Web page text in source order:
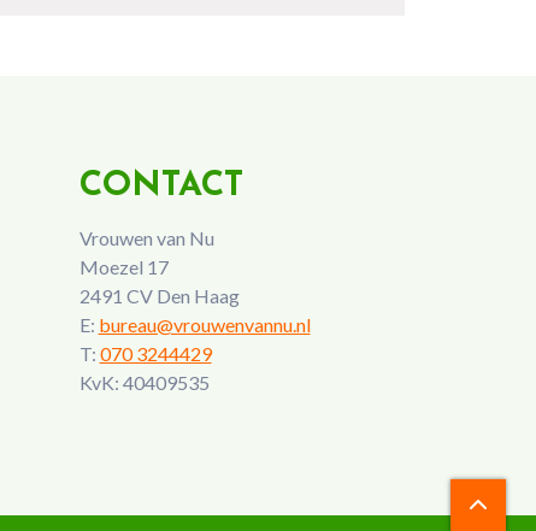
CONTACT
Vrouwen van Nu
Moezel 17
2491 CV Den Haag
E: bureau@vrouwenvannu.nl
T: 070 3244429
KvK: 40409535